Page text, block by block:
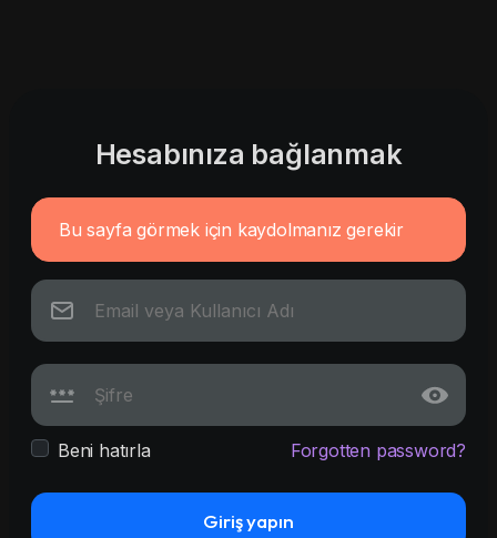
Hesabınıza bağlanmak
Bu sayfa görmek için kaydolmanız gerekir
Beni hatırla Forgotten password?
Giriş yapın